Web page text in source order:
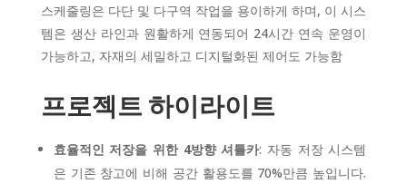
스케줄링은 다단 및 다구역 작업을 용이하게 하며, 이 시스
템은 생산 라인과 원활하게 연동되어 24시간 연속 운영이
가능하고, 자재의 세밀하고 디지털화된 제어도 가능함
프로젝트 하이라이트
효율적인 저장을 위한 4방향 셔틀카: 자동 저장 시스템
은 기존 창고에 비해 공간 활용도를 70%만큼 높입니다.